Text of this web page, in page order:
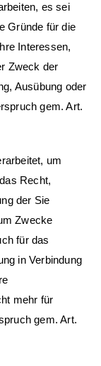
es sei
Gründe für die
Interessen,
Zweck der
Ausübung oder
gem. Art.
um
Recht,
der Sie
Zwecke
für das
in Verbindung
mehr für
gem. Art.